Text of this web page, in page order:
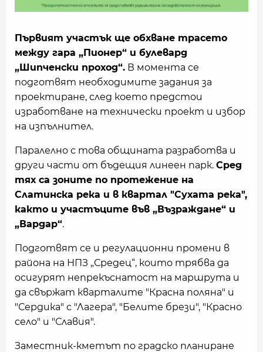
Първият участък ще обхване трасето
между гара „Пионер“ и булевард
„Шипченски проход“. В момента се
подготвят необходимите задания за
проектиране, след което предстои
изработване на технически проект и избор
на изпълнител.
Паралелно с това общината разработва и
други части от бъдещия линеен парк. Сред
тях са зоните по протежение на
Слатинска река и в квартал "Сухата река",
както и участъците във „Възраждане“ и
„Вардар“.
Подготвят се и регулационни промени в
района на НПЗ „Средец“, които трябва да
осигурят непрекъснатост на маршрута и
да свържат кварталите "Красна поляна" и
"Сердика" с "Лагера", "Белите брези", "Красно
село" и "Славия".
Заместник-кметът по градско планиране